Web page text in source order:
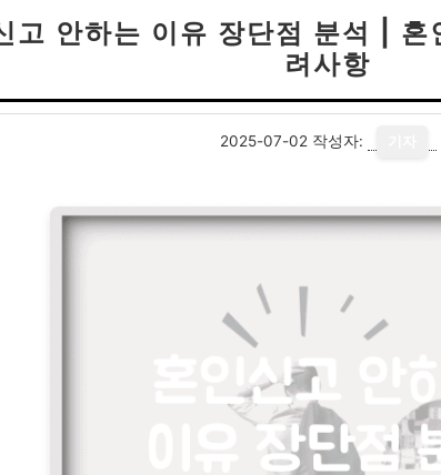
고 안하는 이유 장단점 분석 | 혼
려사항
2025-07-02 작성자: